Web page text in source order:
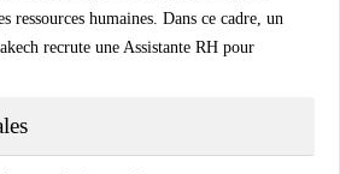
ressources humaines. Dans ce cadre, un
recrute une Assistante RH pour